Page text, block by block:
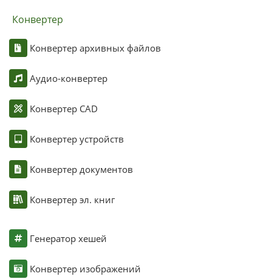
Конвертер
Конвертер архивных файлов
Аудио-конвертер
Конвертер CAD
Конвертер устройств
Конвертер документов
Конвертер эл. книг
Генератор хешей
Конвертер изображений